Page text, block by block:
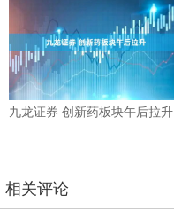
九龙证券 创新药板块午后拉升
相关评论